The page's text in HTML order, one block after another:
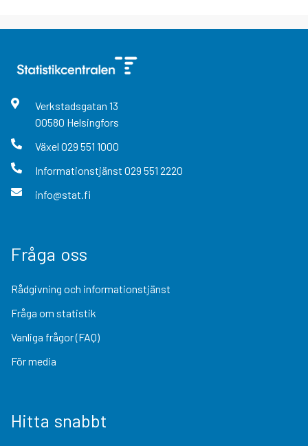
Verkstadsgatan 13
00580 Helsingfors
Växel 029 551 1000
Informationstjänst 029 551 2220
info@stat.fi
Fråga oss
Rådgivning och informationstjänst
Fråga om statistik
Vanliga frågor (FAQ)
För media
Hitta snabbt